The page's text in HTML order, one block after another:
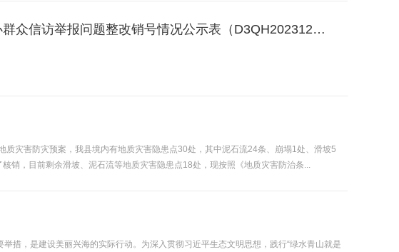
众信访举报问题整改销号情况公示表（D3QH202312…
灾害防灾预案，我县境内有地质灾害隐患点30处，其中泥石流24条、崩塌1处、滑坡5
销，目前剩余滑坡、泥石流等地质灾害隐患点18处，现按照《地质灾害防治条...
措，是建设美丽兴海的实际行动。为深入贯彻习近平生态文明思想，践行“绿水青山就是